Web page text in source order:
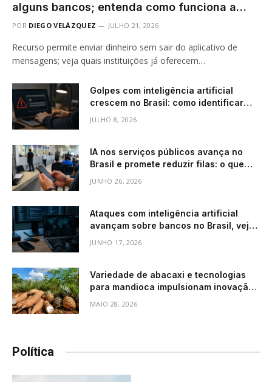
alguns bancos; entenda como funciona a
novidade
POR DIEGO VELÁZQUEZ JULHO 21, 2026
Recurso permite enviar dinheiro sem sair do aplicativo de
mensagens; veja quais instituições já oferecem…
Golpes com inteligência artificial
crescem no Brasil: como identificar
JULHO 8, 2026
IA nos serviços públicos avança no
Brasil e promete reduzir filas: o que
governo
JUNHO 26, 2026
Ataques com inteligência artificial
avançam sobre bancos no Brasil, veja
JUNHO 17, 2026
Variedade de abacaxi e tecnologias
para mandioca impulsionam inovação
MAIO 28, 2026
Política